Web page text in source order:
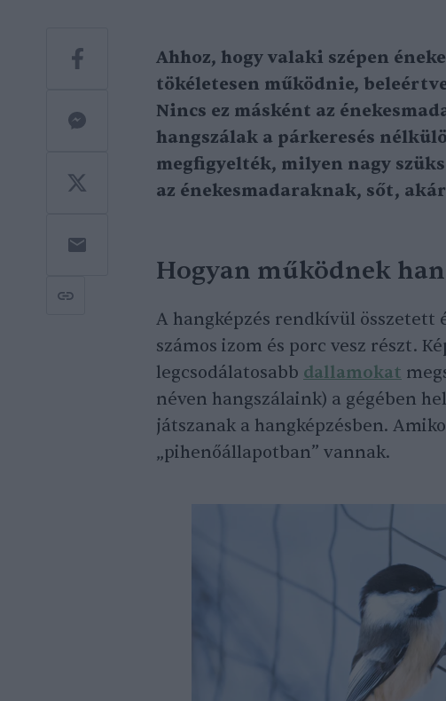
Ahhoz, hogy valaki szépen
tökéletesen működnie,
Nincs ez másként az
hangszálak a párkeresés
megfigyelték, milyen nagy
az énekesmadaraknak, sőt,
Hogyan működnek
A hangképzés rendkívül
számos izom és porc vesz részt.
legcsodálatosabb dallamokat
néven hangszálaink) a gégében
játszanak a hangképzésben.
„pihenőállapotban” vannak.